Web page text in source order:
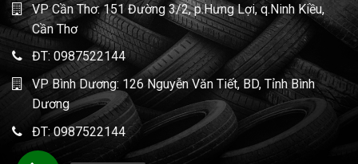
VP Cần Thơ: 151 Đường 3/2, p.Hưng Lợi, q.Ninh Kiều,
Cần Thơ
ĐT: 0987522144
VP Bình Dương: 126 Nguyễn Văn Tiết, BD, Tỉnh Bình
Dương
ĐT: 0987522144